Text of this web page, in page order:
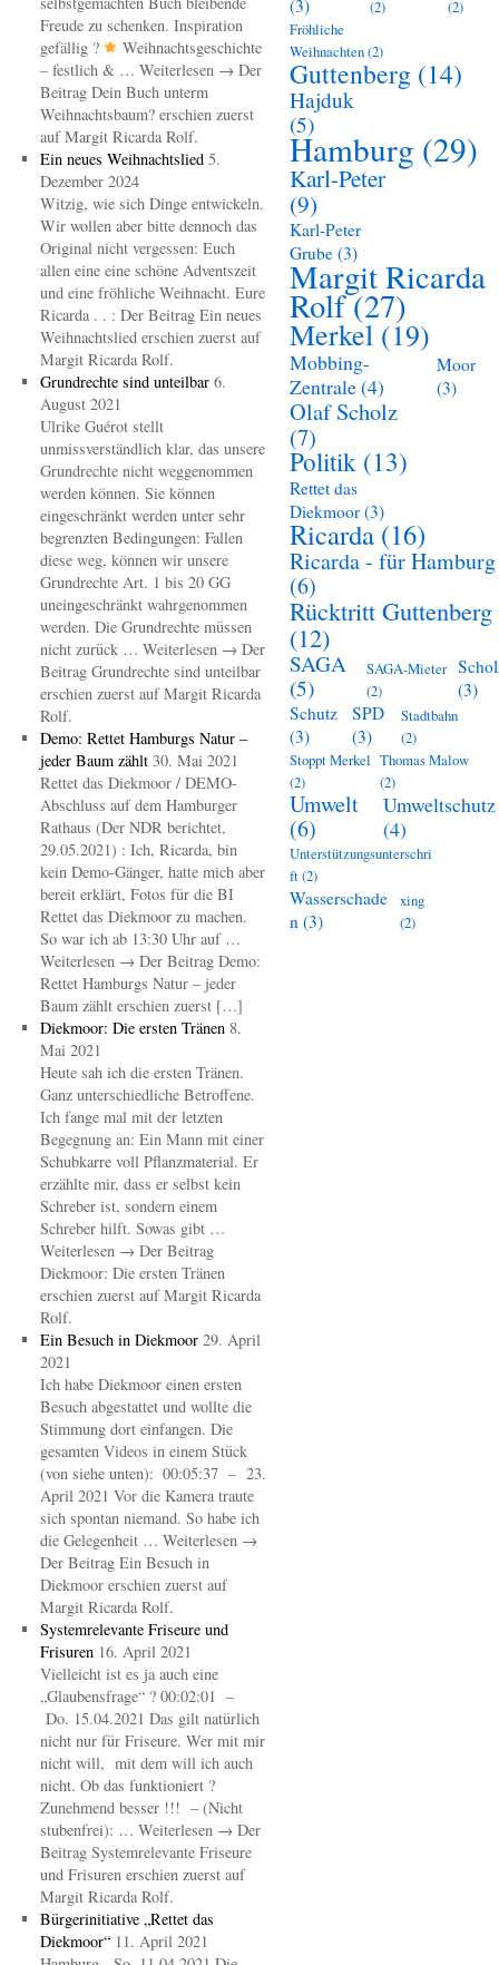
Freude zu schenken. Inspiration
gefällig ?
Weihnachtsgeschichte
– festlich & … Weiterlesen → Der
Beitrag Dein Buch unterm
Weihnachtsbaum? erschien zuerst
auf Margit Ricarda Rolf.
Ein neues Weihnachtslied 5.
Dezember 2024
Witzig, wie sich Dinge entwickeln.
Wir wollen aber bitte dennoch das
Original nicht vergessen: Euch
allen eine eine schöne Adventszeit
und eine fröhliche Weihnacht. Eure
Ricarda . . : Der Beitrag Ein neues
Weihnachtslied erschien zuerst auf
Margit Ricarda Rolf.
Grundrechte sind unteilbar 6.
August 2021
Ulrike Guérot stellt
unmissverständlich klar, das unsere
Grundrechte nicht weggenommen
werden können. Sie können
eingeschränkt werden unter sehr
begrenzten Bedingungen: Fallen
diese weg, können wir unsere
Grundrechte Art. 1 bis 20 GG
uneingeschränkt wahrgenommen
werden. Die Grundrechte müssen
nicht zurück … Weiterlesen → Der
Beitrag Grundrechte sind unteilbar
erschien zuerst auf Margit Ricarda
Rolf.
Demo: Rettet Hamburgs Natur –
jeder Baum zählt 30. Mai 2021
Rettet das Diekmoor / DEMO-
Abschluss auf dem Hamburger
Rathaus (Der NDR berichtet,
29.05.2021) : Ich, Ricarda, bin
kein Demo-Gänger, hatte mich aber
bereit erklärt, Fotos für die BI
Rettet das Diekmoor zu machen.
So war ich ab 13:30 Uhr auf …
Weiterlesen → Der Beitrag Demo:
Rettet Hamburgs Natur – jeder
Baum zählt erschien zuerst […]
Diekmoor: Die ersten Tränen 8.
Mai 2021
Heute sah ich die ersten Tränen.
Ganz unterschiedliche Betroffene.
Ich fange mal mit der letzten
Begegnung an: Ein Mann mit einer
Schubkarre voll Pflanzmaterial. Er
erzählte mir, dass er selbst kein
Schreber ist, sondern einem
Schreber hilft. Sowas gibt …
Weiterlesen → Der Beitrag
Diekmoor: Die ersten Tränen
erschien zuerst auf Margit Ricarda
Rolf.
Ein Besuch in Diekmoor 29. April
2021
Ich habe Diekmoor einen ersten
Besuch abgestattet und wollte die
Stimmung dort einfangen. Die
gesamten Videos in einem Stück
(von siehe unten): 00:05:37 – 23.
April 2021 Vor die Kamera traute
sich spontan niemand. So habe ich
die Gelegenheit … Weiterlesen →
Der Beitrag Ein Besuch in
Diekmoor erschien zuerst auf
Margit Ricarda Rolf.
Systemrelevante Friseure und
Frisuren 16. April 2021
Vielleicht ist es ja auch eine
„Glaubensfrage“ ? 00:02:01 –
Do. 15.04.2021 Das gilt natürlich
nicht nur für Friseure. Wer mit mir
nicht will, mit dem will ich auch
nicht. Ob das funktioniert ?
Zunehmend besser !!! – (Nicht
stubenfrei): … Weiterlesen → Der
Beitrag Systemrelevante Friseure
und Frisuren erschien zuerst auf
Margit Ricarda Rolf.
Bürgerinitiative „Rettet das
Diekmoor“ 11. April 2021
(3) (2)
(2)
Fröhliche
Weihnachten(2)
Guttenberg (14)
Hajduk
(5)
Hamburg (29)
Karl-Peter
(9)
Karl-Peter
Grube (3)
Margit Ricarda
Rolf(27)
Merkel (19)
Mobbing-
Zentrale(4)
Moor
(3)
Olaf Scholz
(7)
Politik (13)
Rettet das
Diekmoor (3)
Ricarda (16)
Ricarda - für Hamburg
(6)
Rücktritt Guttenberg
(12)
SAGA
(5)
SAGA-Mieter
(2)
(3)
Schutz
(3)
SPD
(3)
Stadtbahn
(2)
Stoppt Merkel
(2)
Thomas Malow
(2)
Umwelt
(6)
Umweltschutz
(4)
Unterstützungsunterschri
ft(2)
Wasserschade
n (3)
xing
(2)